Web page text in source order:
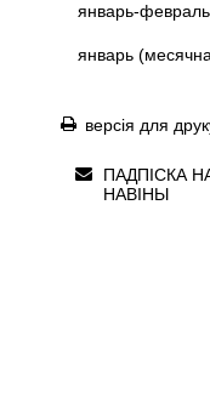
январь-
январь
версія для
ПАДПІСКА
НАВІНЫ